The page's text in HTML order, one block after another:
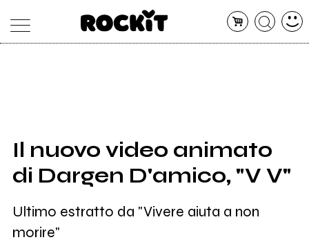
SHOP
RADIO
Il nuovo video animato
di Dargen D'amico, "V V"
Ultimo estratto da "Vivere aiuta a non
morire"